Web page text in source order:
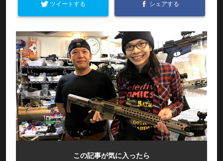
ツイートする シェアする
この記事が気に入ったら